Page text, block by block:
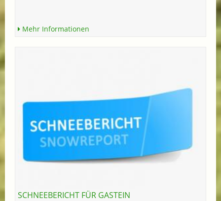
Mehr Informationen
SCHNEEBERICHT FÜR GASTEIN